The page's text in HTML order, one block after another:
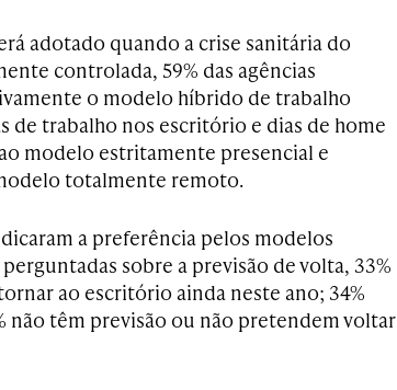
adotado quando a crise sanitária do
controlada, 59% das agências
o modelo híbrido de trabalho
de trabalho nos escritório e dias de home
modelo estritamente presencial e
totalmente remoto.
a preferência pelos modelos
sobre a previsão de volta, 33%
ao escritório ainda neste ano; 34%
não têm previsão ou não pretendem voltar